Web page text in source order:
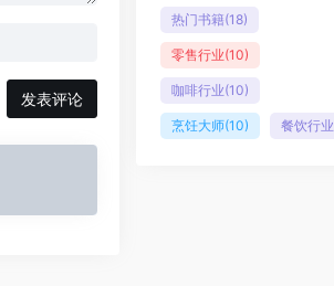
发表评论
热门书籍(18)
零售行业(10)
咖啡行业(10)
烹饪大师(10) 餐饮行业